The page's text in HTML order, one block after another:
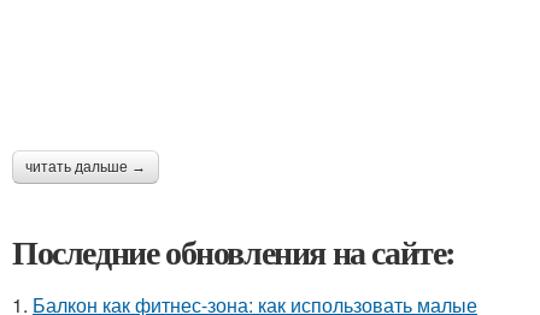
читать дальше →
Последние обновления на сайте:
1. Балкон как фитнес-зона: как использовать малые